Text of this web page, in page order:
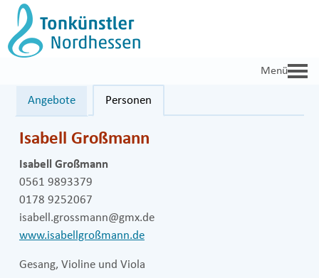
Zum
Inhalt
springen
Angebote Personen
Isabell Großmann
Isabell Großmann
0561 9893379
0178 9252067
isabell.grossmann@gmx.de
www.isabellgroßmann.de
Gesang, Violine und Viola